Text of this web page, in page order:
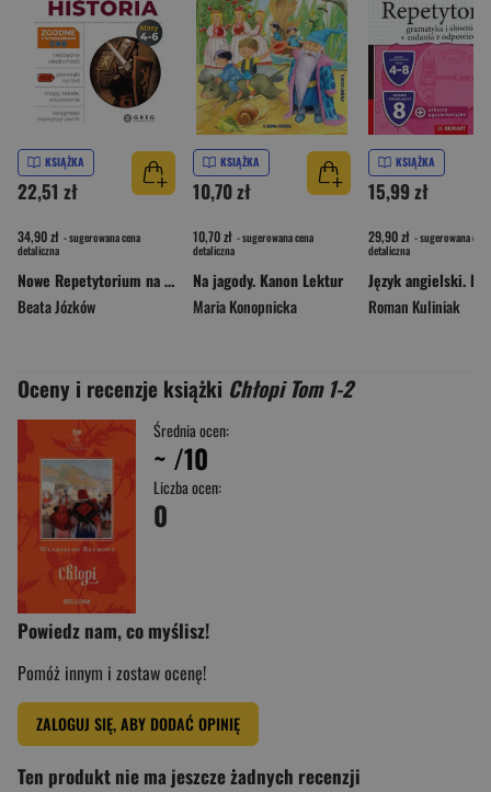
KSIĄŻKA
22,51 zł
34,90 zł - sugerowana cena
detaliczna
Nowe Repetytorium na 100% Szkoła podstawowa Historia
Beata Józków
KSIĄŻKA
10,70 zł
10,70 zł - sugerowana cena
detaliczna
Na jagody. Kanon Lektur
Maria Konopnicka
KSIĄŻKA
15,99 zł
29,90 zł - sugerowana cena
detaliczna
Roman Kuliniak
Oceny i recenzje książki Chłopi Tom 1-2
Średnia ocen:
~ /10
Liczba ocen:
0
Powiedz nam, co myślisz!
Pomóż innym i zostaw ocenę!
ZALOGUJ SIĘ, ABY DODAĆ OPINIĘ
Ten produkt nie ma jeszcze żadnych recenzji